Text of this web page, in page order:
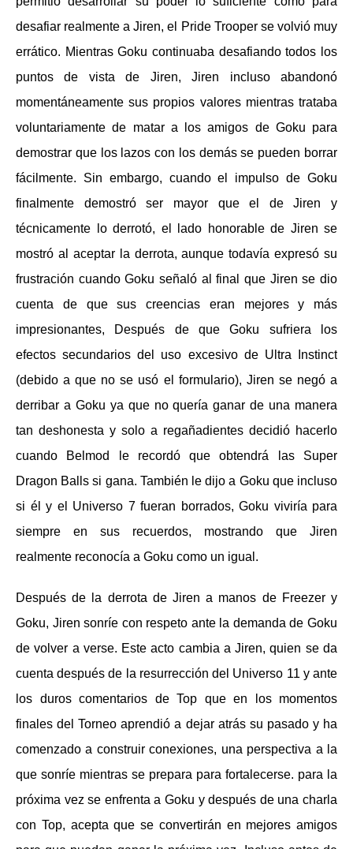
desafiar realmente a Jiren, el Pride Trooper se volvió muy
errático. Mientras Goku continuaba desafiando todos los
puntos de vista de Jiren, Jiren incluso abandonó
momentáneamente sus propios valores mientras trataba
voluntariamente de matar a los amigos de Goku para
demostrar que los lazos con los demás se pueden borrar
fácilmente. Sin embargo, cuando el impulso de Goku
finalmente demostró ser mayor que el de Jiren y
técnicamente lo derrotó, el lado honorable de Jiren se
mostró al aceptar la derrota, aunque todavía expresó su
frustración cuando Goku señaló al final que Jiren se dio
cuenta de que sus creencias eran mejores y más
impresionantes, Después de que Goku sufriera los
efectos secundarios del uso excesivo de Ultra Instinct
(debido a que no se usó el formulario), Jiren se negó a
derribar a Goku ya que no quería ganar de una manera
tan deshonesta y solo a regañadientes decidió hacerlo
cuando Belmod le recordó que obtendrá las Super
Dragon Balls si gana. También le dijo a Goku que incluso
si él y el Universo 7 fueran borrados, Goku viviría para
siempre en sus recuerdos, mostrando que Jiren
realmente reconocía a Goku como un igual.
Después de la derrota de Jiren a manos de Freezer y
Goku, Jiren sonríe con respeto ante la demanda de Goku
de volver a verse. Este acto cambia a Jiren, quien se da
cuenta después de la resurrección del Universo 11 y ante
los duros comentarios de Top que en los momentos
finales del Torneo aprendió a dejar atrás su pasado y ha
comenzado a construir conexiones, una perspectiva a la
que sonríe mientras se prepara para fortalecerse. para la
próxima vez se enfrenta a Goku y después de una charla
con Top, acepta que se convertirán en mejores amigos